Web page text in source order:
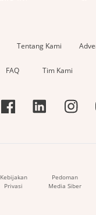
Tentang Kami
FAQ Tim Kami
Kebijakan
Privasi
Pedoman
Media Siber